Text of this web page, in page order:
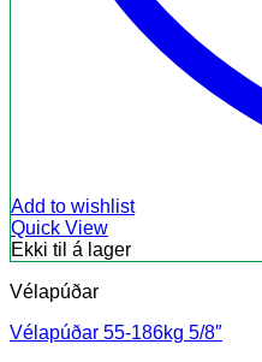
Add to wishlist
Quick View
Ekki til á lager
Vélapúðar
Vélapúðar 55-186kg 5/8″